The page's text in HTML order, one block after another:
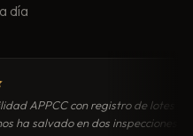
día
con registro de lotes y
salvado en dos inspecciones de